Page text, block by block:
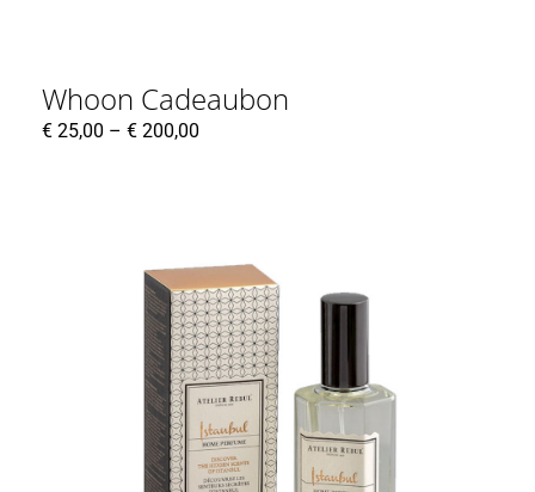
Whoon Cadeaubon
€ 25,00 – € 200,00